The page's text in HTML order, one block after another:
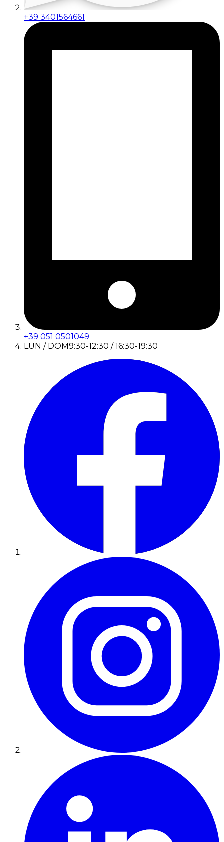
+39 3401564661
+39 051 0501049
LUN / DOM9:30-12:30 / 16:30-19:30